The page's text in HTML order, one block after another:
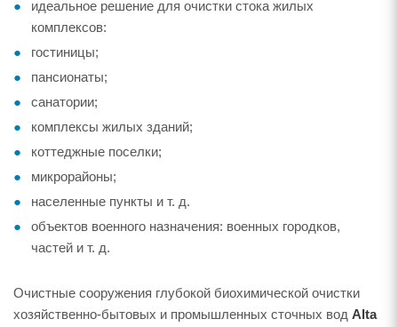
идеальное решение для очистки стока жилых
комплексов:
гостиницы;
пансионаты;
санатории;
комплексы жилых зданий;
коттеджные поселки;
микрорайоны;
населенные пункты и т. д.
объектов военного назначения: военных городков,
частей и т. д.
Очистные сооружения глубокой биохимической очистки
хозяйственно-бытовых и промышленных сточных вод Alta